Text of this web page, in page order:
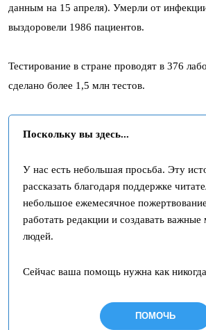
данным на 15 апреля). Умерли от
выздоровели 1986 пациентов.
Тестирование в стране проводят в 376
сделано более 1,5 млн тестов.
Поскольку вы здесь...
У нас есть небольшая просьба. Эту
рассказать благодаря поддержке
небольшое ежемесячное
работать редакции и создавать важные
людей.
Сейчас ваша помощь нужна как
ПОМОЧЬ